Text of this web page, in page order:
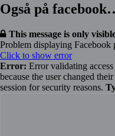
Også på
This message is only
Problem displaying Facebook
Click to show error
Error: Error validating
because the user changed
session for security reasons.